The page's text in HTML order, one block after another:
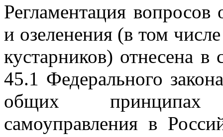
Регламентация
и озеленения (в том
кустарников) отнесена в
45.1 Федерального
общих принципах
самоуправления в